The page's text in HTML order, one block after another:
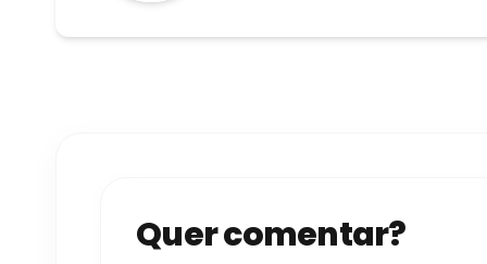
Quer comentar?